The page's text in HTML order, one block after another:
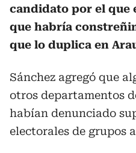
candidato por el que
que habría
que lo duplica en
Sánchez agregó que
otros departamentos
habían denunciado
electorales de grupos